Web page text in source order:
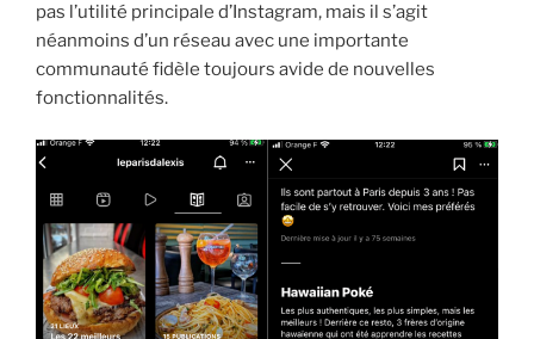
pas l’utilité principale d’Instagram, mais il s’agit
néanmoins d’un réseau avec une importante
communauté fidèle toujours avide de nouvelles
fonctionnalités.